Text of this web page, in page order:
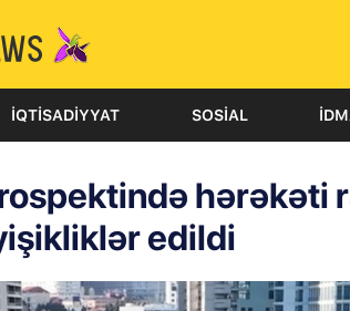
İQTISADIYYAT SOSIAL
hərəkəti
edildi